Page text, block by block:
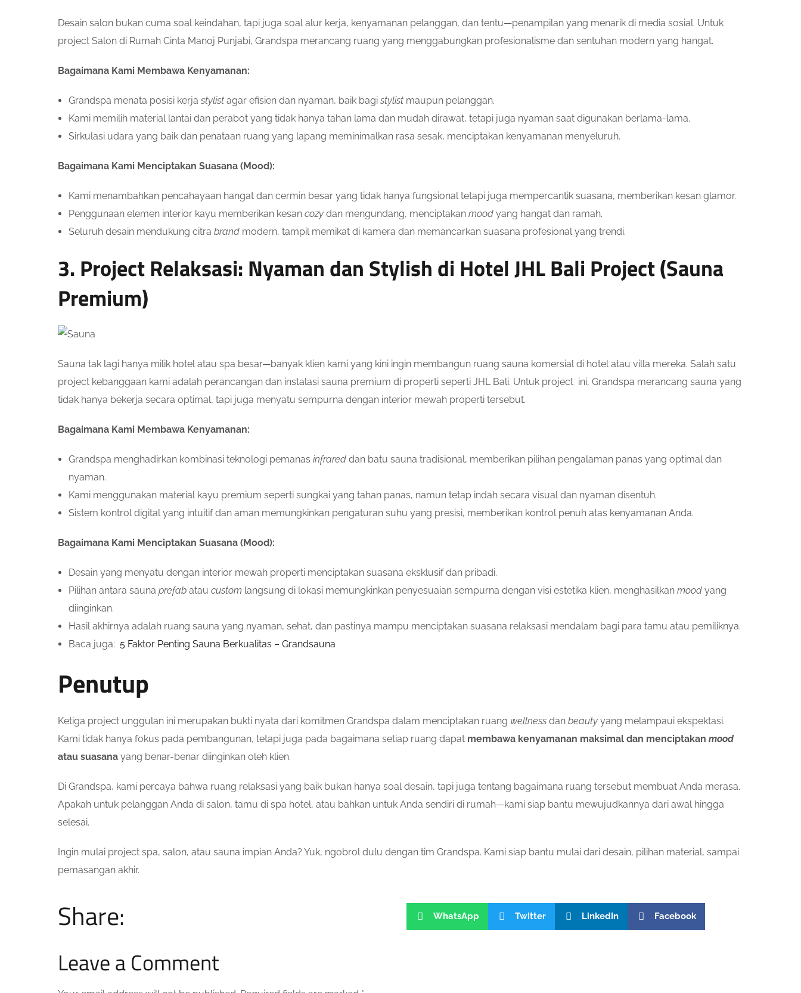
Desain salon bukan cuma soal keindahan, tapi juga soal alur kerja, kenyamanan pelanggan, dan tentu—penampilan yang menarik di media sosial. Untuk
project Salon di Rumah Cinta Manoj Punjabi, Grandspa merancang ruang yang menggabungkan profesionalisme dan sentuhan modern yang hangat.
Bagaimana Kami Membawa Kenyamanan:
Grandspa menata posisi kerja stylist agar efisien dan nyaman, baik bagi stylist maupun pelanggan.
Kami memilih material lantai dan perabot yang tidak hanya tahan lama dan mudah dirawat, tetapi juga nyaman saat digunakan berlama-lama.
Sirkulasi udara yang baik dan penataan ruang yang lapang meminimalkan rasa sesak, menciptakan kenyamanan menyeluruh.
Bagaimana Kami Menciptakan Suasana (Mood):
Kami menambahkan pencahayaan hangat dan cermin besar yang tidak hanya fungsional tetapi juga mempercantik suasana, memberikan kesan glamor.
Penggunaan elemen interior kayu memberikan kesan cozy dan mengundang, menciptakan mood yang hangat dan ramah.
Seluruh desain mendukung citra brand modern, tampil memikat di kamera dan memancarkan suasana profesional yang trendi.
3. Project Relaksasi: Nyaman dan Stylish di Hotel JHL Bali Project (Sauna
Premium)
Sauna tak lagi hanya milik hotel atau spa besar—banyak klien kami yang kini ingin membangun ruang sauna komersial di hotel atau villa mereka. Salah satu
project kebanggaan kami adalah perancangan dan instalasi sauna premium di properti seperti JHL Bali. Untuk project ini, Grandspa merancang sauna yang
tidak hanya bekerja secara optimal, tapi juga menyatu sempurna dengan interior mewah properti tersebut.
Bagaimana Kami Membawa Kenyamanan:
Grandspa menghadirkan kombinasi teknologi pemanas infrared dan batu sauna tradisional, memberikan pilihan pengalaman panas yang optimal dan
nyaman.
Kami menggunakan material kayu premium seperti sungkai yang tahan panas, namun tetap indah secara visual dan nyaman disentuh.
Sistem kontrol digital yang intuitif dan aman memungkinkan pengaturan suhu yang presisi, memberikan kontrol penuh atas kenyamanan Anda.
Bagaimana Kami Menciptakan Suasana (Mood):
Desain yang menyatu dengan interior mewah properti menciptakan suasana eksklusif dan pribadi.
Pilihan antara sauna prefab atau custom langsung di lokasi memungkinkan penyesuaian sempurna dengan visi estetika klien, menghasilkan mood yang
diinginkan.
Hasil akhirnya adalah ruang sauna yang nyaman, sehat, dan pastinya mampu menciptakan suasana relaksasi mendalam bagi para tamu atau pemiliknya.
Baca juga: 5 Faktor Penting Sauna Berkualitas – Grandsauna
Penutup
Ketiga project unggulan ini merupakan bukti nyata dari komitmen Grandspa dalam menciptakan ruang wellness dan beauty yang melampaui ekspektasi.
Kami tidak hanya fokus pada pembangunan, tetapi juga pada bagaimana setiap ruang dapat membawa kenyamanan maksimal dan menciptakan mood
atau suasana yang benar-benar diinginkan oleh klien.
Di Grandspa, kami percaya bahwa ruang relaksasi yang baik bukan hanya soal desain, tapi juga tentang bagaimana ruang tersebut membuat Anda merasa.
Apakah untuk pelanggan Anda di salon, tamu di spa hotel, atau bahkan untuk Anda sendiri di rumah—kami siap bantu mewujudkannya dari awal hingga
selesai.
Ingin mulai project spa, salon, atau sauna impian Anda? Yuk, ngobrol dulu dengan tim Grandspa. Kami siap bantu mulai dari desain, pilihan material, sampai
pemasangan akhir.
Share: WhatsApp Twitter LinkedIn Facebook
Leave a Comment